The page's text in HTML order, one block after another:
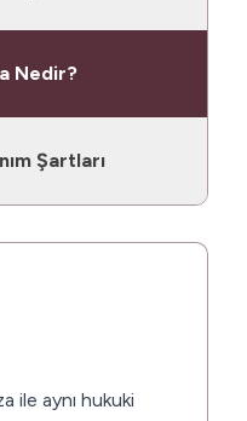
Nedir?
Şartları
ile aynı hukuki